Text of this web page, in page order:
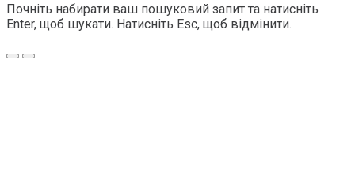
Почніть набирати ваш пошуковий запит та натисніть
Enter, щоб шукати. Натисніть Esc, щоб відмінити.
Меню